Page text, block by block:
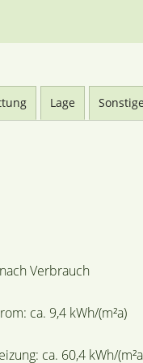
Lage
Verbrauch
ca. 9,4 kWh/(m²a)
ca. 60,4 kWh/